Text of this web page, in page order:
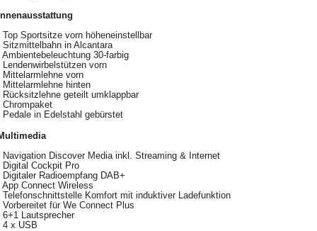
Top Sportsitze vorn höheneinstellbar
in Alcantara
30-farbig
vorn
vorn
hinten
geteilt umklappbar
in Edelstahl gebürstet
Navigation Discover Media inkl. Streaming & Internet
Cockpit Pro
Radioempfang DAB+
Connect Wireless
Komfort mit induktiver Ladefunktion
für We Connect Plus
Lautsprecher
x USB